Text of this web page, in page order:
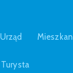
Urząd
Turysta